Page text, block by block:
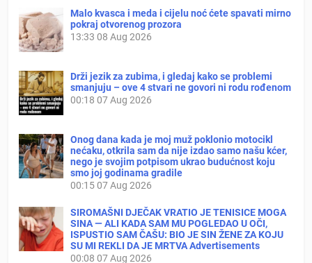
Malo kvasca i meda i cijelu noć ćete spavati mirno
pokraj otvorenog prozora
13:33 08 Aug 2026
Drži jezik za zubima, i gledaj kako se problemi
smanjuju – ove 4 stvari ne govori ni rodu rođenom
00:18 07 Aug 2026
Onog dana kada je moj muž poklonio motocikl
nećaku, otkrila sam da nije izdao samo našu kćer,
nego je svojim potpisom ukrao budućnost koju
smo joj godinama gradile
00:1507 Aug 2026
SIROMAŠNI DJEČAK VRATIO JE TENISICE MOGA
SINA — ALI KADA SAM MU POGLEDAO U OČI,
ISPUSTIO SAM ČAŠU: BIO JE SIN ŽENE ZA KOJU
SU MI REKLI DA JE MRTVA Advertisements
00:08 07 Aug 2026